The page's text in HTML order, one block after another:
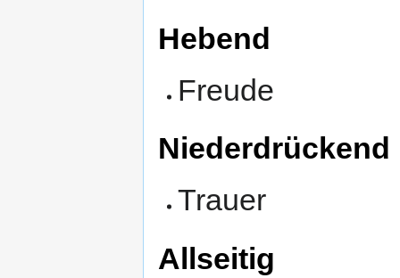
Hebend
Freude
Niederdrückend
Trauer
Allseitig